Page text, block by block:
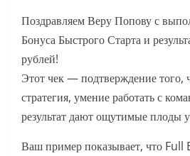
Поздравляем Веру Попову с
Бонуса Быстрого Старта и
рублей!
Этот чек — подтверждение того,
стратегия, умение работать с
результат дают ощутимые плоды
Ваш пример показывает, что